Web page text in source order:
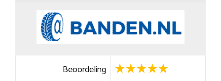
Beoordeling